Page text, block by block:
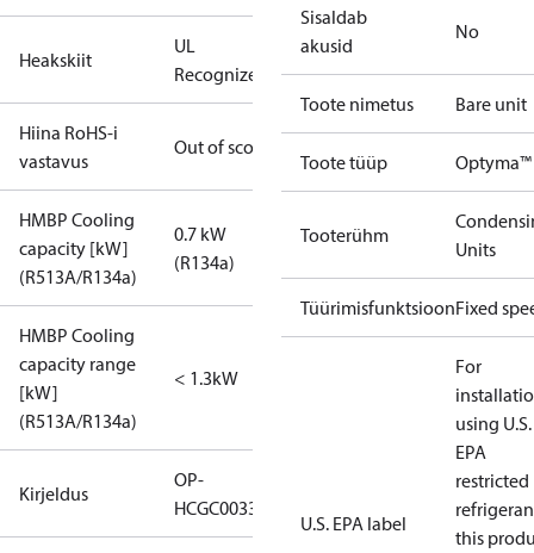
Heakskiit
UL
Recognized
Hiina RoHS-i
vastavus
Out of scope
HMBP Cooling
capacity [kW]
(R513A/R134a)
0.7 kW
(R134a)
HMBP Cooling
capacity range
[kW]
(R513A/R134a)
< 1.3kW
Kirjeldus
OP-
HCGC0033RC0062B
Sisaldab
akusid
No
Toote nimetus Bare unit
Toote tüüp Optyma™
Tooterühm
Units
TüürimisfunktsioonFixed
U.S. EPA label
For
using U.S.
EPA
restricted
this